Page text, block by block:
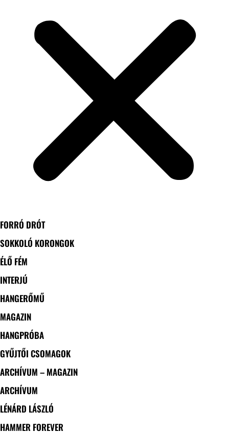
FORRÓ DRÓT
SOKKOLÓ KORONGOK
ÉLŐ FÉM
INTERJÚ
HANGERŐMŰ
MAGAZIN
HANGPRÓBA
GYŰJTŐI CSOMAGOK
ARCHÍVUM – MAGAZIN
ARCHÍVUM
LÉNÁRD LÁSZLÓ
HAMMER FOREVER